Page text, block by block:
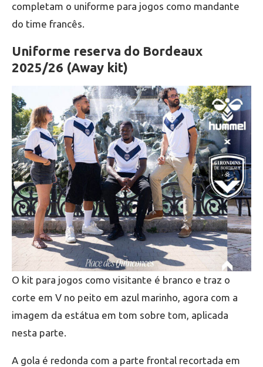
completam o uniforme para jogos como mandante
do time francês.
Uniforme reserva do Bordeaux
2025/26 (Away kit)
O kit para jogos como visitante é branco e traz o
corte em V no peito em azul marinho, agora com a
imagem da estátua em tom sobre tom, aplicada
nesta parte.
A gola é redonda com a parte frontal recortada em